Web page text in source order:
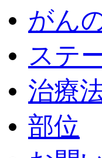
がん
ステ
治療
部位